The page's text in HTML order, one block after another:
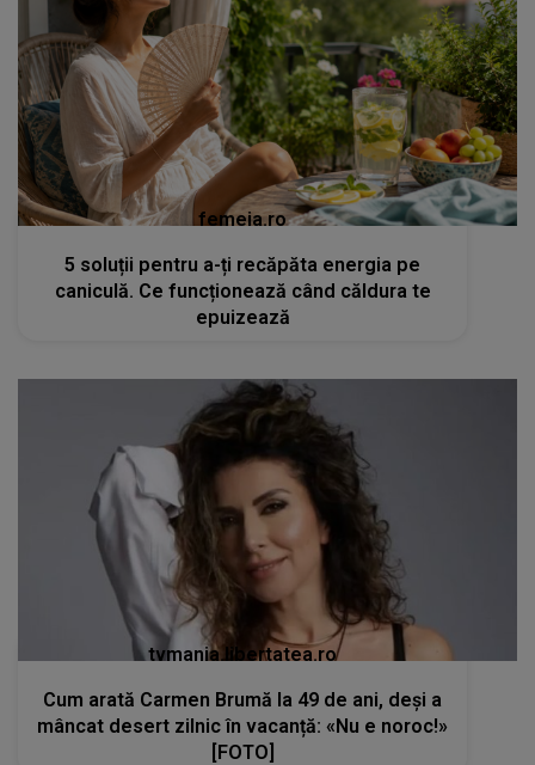
femeia.ro
5 soluții pentru a-ți recăpăta energia pe
caniculă. Ce funcționează când căldura te
epuizează
tvmania.libertatea.ro
Cum arată Carmen Brumă la 49 de ani, deși a
mâncat desert zilnic în vacanță: «Nu e noroc!»
[FOTO]